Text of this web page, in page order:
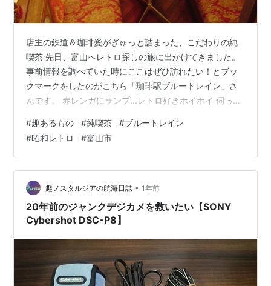
店主の鉄道＆珈琲愛がぎゅっと詰まった、こだわりの純
喫茶 先日、富山へレトロ探しの旅に出かけてきました。
事前情報を調べていた時にここはぜひ訪れたい！とブッ
クマークをしたのがこちら「珈琲駅ブルートレイン」さ
んです。 赤レンガにランプ...レトロ好きホイホイ 伺った
ったので入れるか不安でしたが、この日はちょうどタイ
ミングが良かったのか待ちもなく、運よくスムーズに入
店できました。 店内はまるで寝台特急のサロンカー 扉を
開けるとそこはもはや別世界。 昔の寝台特急のサロンカ
ーにタイムスリップしてしまったような感覚になりま
す。それもそのはず、SL時代の客車…
#趣あるもの #純喫茶 #ブルートレイン
#昭和レトロ #富山市
趣ノスタルジアの航海日誌 • 1年前
20年前のジャンクデジカメを救いたい【SONY
Cybershot DSC-P8】